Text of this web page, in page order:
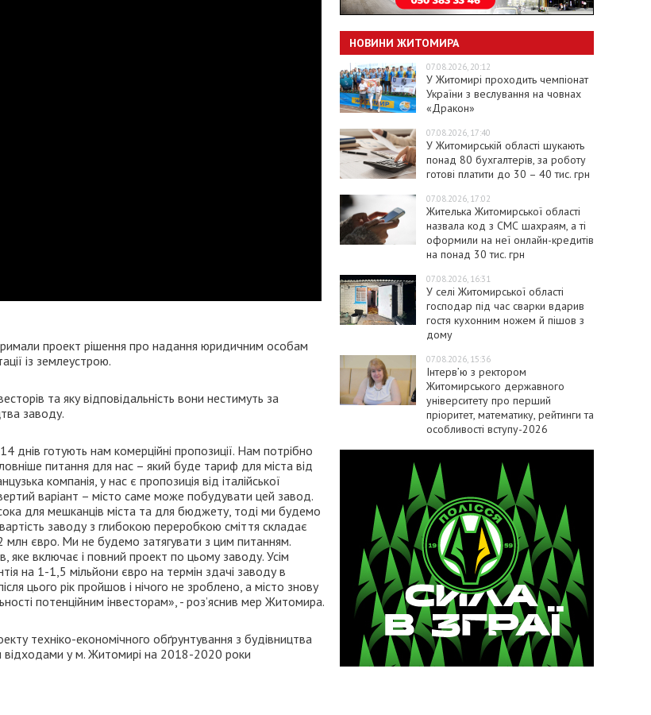
проект рішення про надання юридичним особам
із землеустрою.
та яку відповідальність вони нестимуть за
заводу.
днів готують нам комерційні пропозиції. Нам потрібно
питання для нас – який буде тариф для міста від
компанія, у нас є пропозиція від італійської
варіант – місто саме може побудувати цей завод.
для мешканців міста та для бюджету, тоді ми будемо
заводу з глибокою переробкою сміття складає
євро. Ми не будемо затягувати з цим питанням.
яке включає і повний проект по цьому заводу. Усім
на 1-1,5 мільйони євро на термін здачі заводу в
цього рік пройшов і нічого не зроблено, а місто знову
потенційним інвесторам», - роз’яснив мер Житомира.
техніко-економічного обґрунтування з будівництва
відходами у м. Житомирі на 2018-2020 роки
НОВИНИ ЖИТОМИРА
07.08.2026, 20:12
У Житомирі проходить чемпіонат
України з веслування на човнах
«Дракон»
07.08.2026, 17:40
У Житомирській області шукають
понад 80 бухгалтерів, за роботу
готові платити до 30 – 40 тис. грн
07.08.2026, 17:02
Жителька Житомирської області
назвала код з СМС шахраям, а ті
оформили на неї онлайн-кредитів
на понад 30 тис. грн
07.08.2026, 16:31
У селі Житомирської області
господар під час сварки вдарив
гостя кухонним ножем й пішов з
дому
07.08.2026, 15:36
Інтерв’ю з ректором
Житомирського державного
університету про перший
пріоритет, математику, рейтинги та
особливості вступу-2026